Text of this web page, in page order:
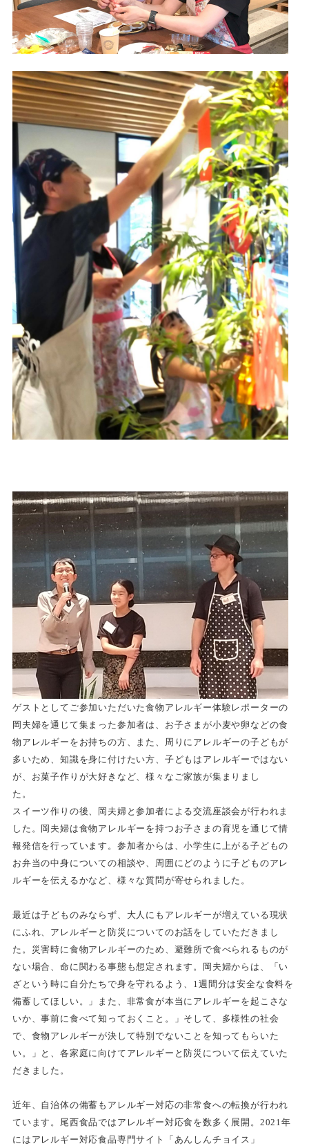
ゲストとしてご参加いただいた食物アレルギー体験レポーターの
岡夫婦を通じて集まった参加者は、お子さまが小麦や卵などの食
物アレルギーをお持ちの方、また、周りにアレルギーの子どもが
多いため、知識を身に付けたい方、子どもはアレルギーではない
が、お菓子作りが大好きなど、様々なご家族が集まりまし
た。
スイーツ作りの後、岡夫婦と参加者による交流座談会が行われま
した。岡夫婦は食物アレルギーを持つお子さまの育児を通じて情
報発信を行っています。参加者からは、小学生に上がる子どもの
お弁当の中身についての相談や、周囲にどのように子どものアレ
ルギーを伝えるかなど、様々な質問が寄せられました。
最近は子どものみならず、大人にもアレルギーが増えている現状
にふれ、アレルギーと防災についてのお話をしていただきまし
た。災害時に食物アレルギーのため、避難所で食べられるものが
ない場合、命に関わる事態も想定されます。岡夫婦からは、「い
ざという時に自分たちで身を守れるよう、1週間分は安全な食料を
備蓄してほしい。」また、非常食が本当にアレルギーを起こさな
いか、事前に食べて知っておくこと。」そして、多様性の社会
で、食物アレルギーが決して特別でないことを知ってもらいた
い。」と、各家庭に向けてアレルギーと防災について伝えていた
だきました。
近年、自治体の備蓄もアレルギー対応の非常食への転換が行われ
ています。尾西食品ではアレルギー対応食を数多く展開。2021年
にはアレルギー対応食品専門サイト「あんしんチョイス」